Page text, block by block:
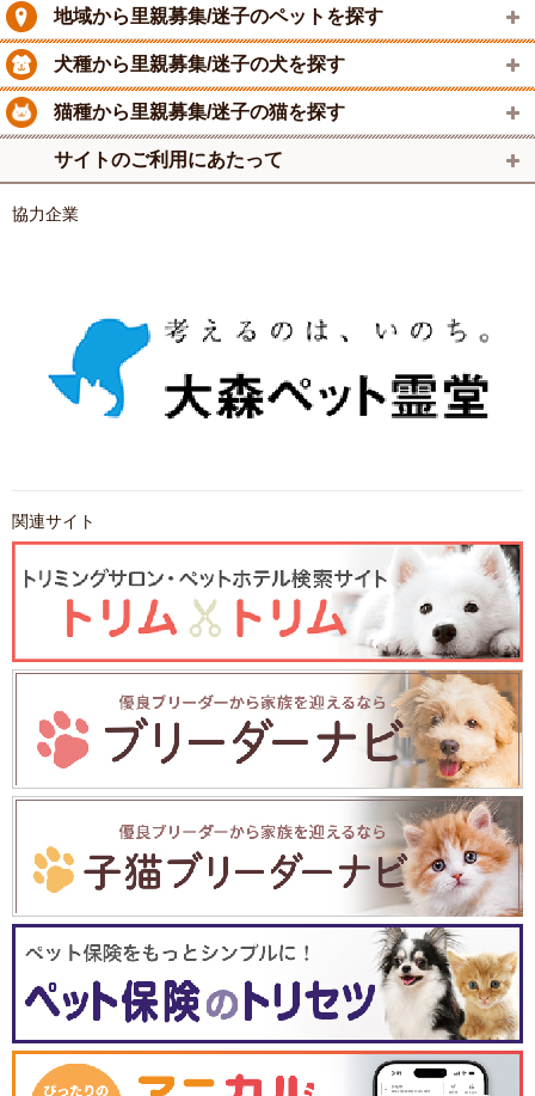
地域から里親募集/迷子のペットを探す
犬種から里親募集/迷子の犬を探す
猫種から里親募集/迷子の猫を探す
サイトのご利用にあたって
協力企業
関連サイト